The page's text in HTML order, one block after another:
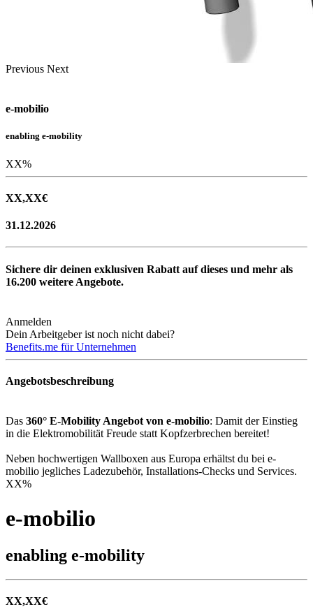
Previous Next
e-mobilio
enabling e-mobility
XX%
XX,XX€
31.12.2026
Sichere dir deinen exklusiven Rabatt auf dieses und mehr als
16.200 weitere Angebote.
Anmelden
Dein Arbeitgeber ist noch nicht dabei?
Benefits.me für Unternehmen
Angebotsbeschreibung
Das 360° E-Mobility Angebot von e-mobilio: Damit der Einstieg
in die Elektromobilität Freude statt Kopfzerbrechen bereitet!
Neben hochwertigen Wallboxen aus Europa erhältst du bei e-
mobilio jegliches Ladezubehör, Installations-Checks und Services.
XX%
e-mobilio
enabling e-mobility
XX,XX€